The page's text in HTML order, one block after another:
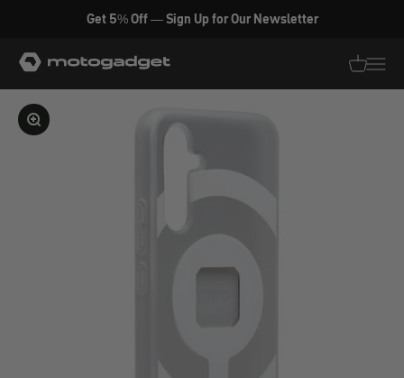
Zum Inhalt springen
Get 5% Off — Sign Up for Our Newsletter
motogadget GmbH
Bild vergrößern